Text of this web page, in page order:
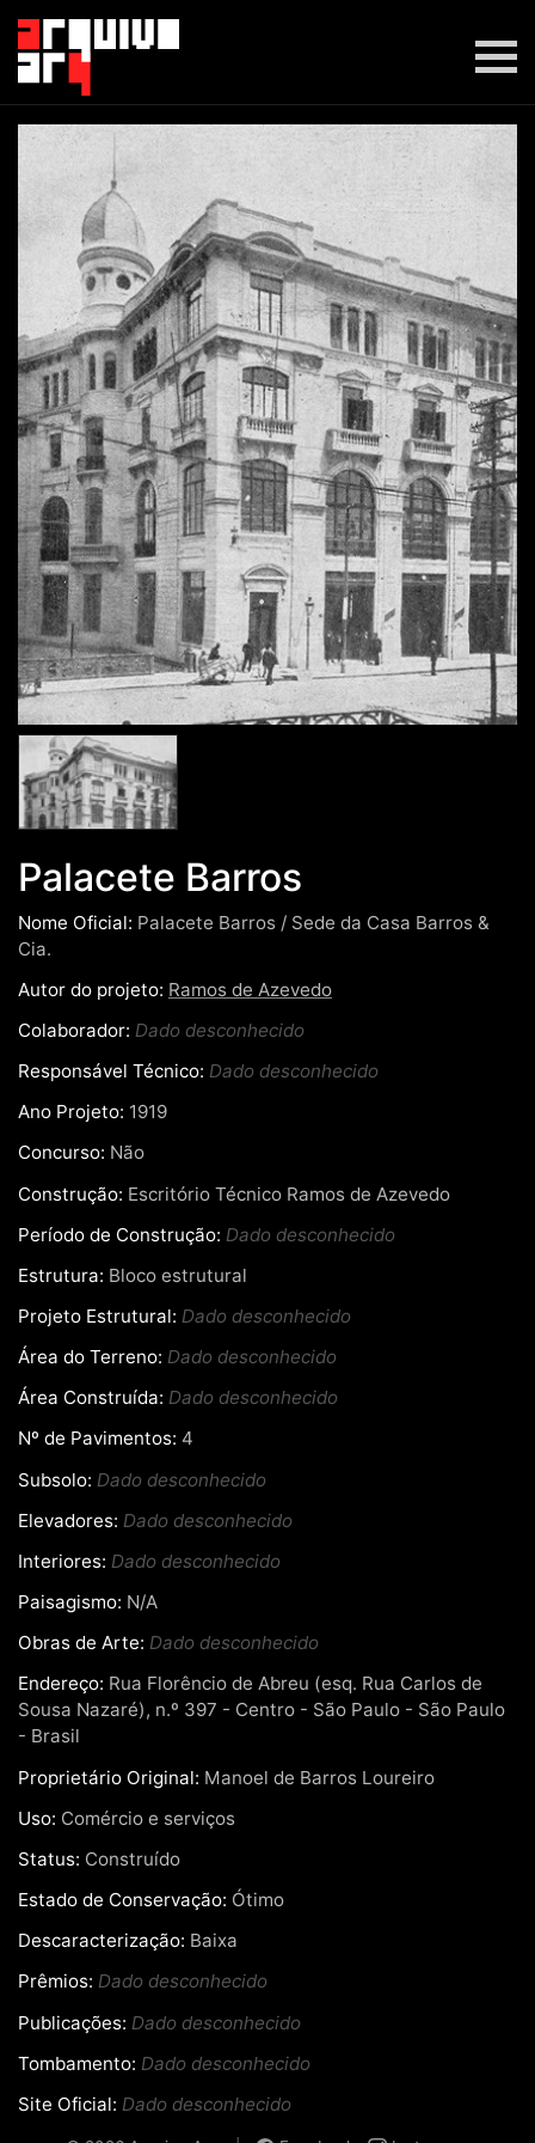
Palacete Barros
Nome Oficial: Palacete Barros / Sede da Casa Barros &
Cia.
Autor do projeto: Ramos de Azevedo
Colaborador: Dado desconhecido
Responsável Técnico: Dado desconhecido
Ano Projeto: 1919
Concurso: Não
Construção: Escritório Técnico Ramos de Azevedo
Período de Construção: Dado desconhecido
Estrutura: Bloco estrutural
Projeto Estrutural: Dado desconhecido
Área do Terreno: Dado desconhecido
Área Construída: Dado desconhecido
Nº de Pavimentos: 4
Subsolo: Dado desconhecido
Elevadores: Dado desconhecido
Interiores: Dado desconhecido
Paisagismo: N/A
Obras de Arte: Dado desconhecido
Endereço: Rua Florêncio de Abreu (esq. Rua Carlos de
Sousa Nazaré), n.º 397 - Centro - São Paulo - São Paulo
- Brasil
Proprietário Original: Manoel de Barros Loureiro
Uso: Comércio e serviços
Status: Construído
Estado de Conservação: Ótimo
Descaracterização: Baixa
Prêmios: Dado desconhecido
Publicações: Dado desconhecido
Tombamento: Dado desconhecido
Site Oficial: Dado desconhecido